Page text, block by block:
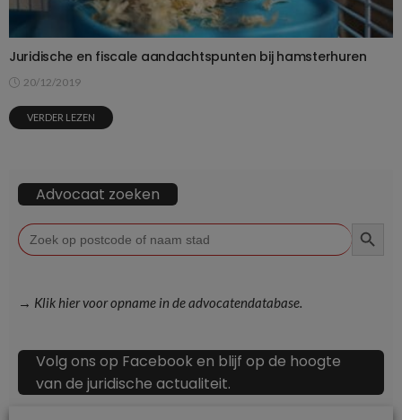
Juridische en fiscale aandachtspunten bij hamsterhuren
20/12/2019
VERDER LEZEN
Advocaat zoeken
Zoek
naar:
→ Klik hier voor opname in de advocatendatabase.
Volg ons op Facebook en blijf op de hoogte
van de juridische actualiteit.